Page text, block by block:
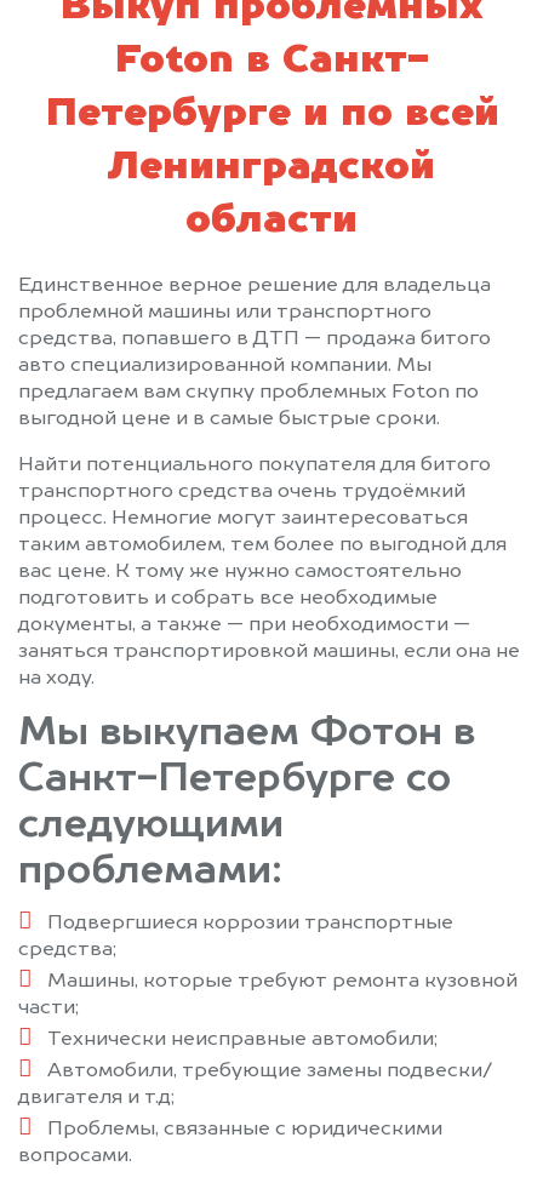
Выкуп проблемных
Foton в Санкт-
Петербурге и по всей
Ленинградской
области
Единственное верное решение для владельца
проблемной машины или транспортного
средства, попавшего в ДТП — продажа битого
авто специализированной компании. Мы
предлагаем вам скупку проблемных Foton по
выгодной цене и в самые быстрые сроки.
Найти потенциального покупателя для битого
транспортного средства очень трудоёмкий
процесс. Немногие могут заинтересоваться
таким автомобилем, тем более по выгодной для
вас цене. К тому же нужно самостоятельно
подготовить и собрать все необходимые
документы, а также — при необходимости —
заняться транспортировкой машины, если она не
на ходу.
Мы выкупаем Фотон в
Санкт-Петербурге со
следующими
проблемами:
Подвергшиеся коррозии транспортные
средства;
Машины, которые требуют ремонта кузовной
части;
Технически неисправные автомобили;
Автомобили, требующие замены подвески/
двигателя и т.д;
Проблемы, связанные с юридическими
вопросами.